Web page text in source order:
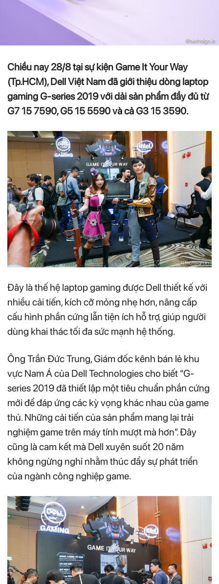
Chiều nay 28/8 tại sự kiện Game It Your Way
(Tp.HCM), Dell Việt Nam đã giới thiệu dòng laptop
gaming G-series 2019 với dải sản phẩm đầy đủ từ
G7 15 7590, G5 15 5590 và cả G3 15 3590.
Đây là thế hệ laptop gaming được Dell thiết kế với
nhiều cải tiến, kích cỡ mỏng nhẹ hơn, nâng cấp
cấu hình phần cứng lẫn tiện ích hỗ trợ, giúp người
dùng khai thác tối đa sức mạnh hệ thống.
Ông Trần Đức Trung, Giám đốc kênh bán lẻ khu
vực Nam Á của Dell Technologies cho biết “G-
series 2019 đã thiết lập một tiêu chuẩn phần cứng
mới để đáp ứng các kỳ vọng khác nhau của game
thủ. Những cải tiến của sản phẩm mang lại trải
nghiệm game trên máy tính mượt mà hơn”. Đây
cũng là cam kết mà Dell xuyên suốt 20 năm
không ngừng nghỉ nhằm thúc đẩy sự phát triển
của ngành công nghiệp game.